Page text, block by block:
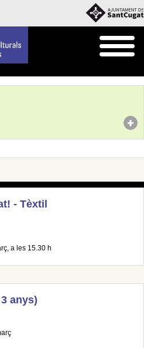
- Tèxtil
a les 15.30 h
anys)